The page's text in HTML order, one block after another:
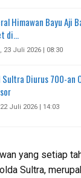
Himawan Bayu Aji
di…
23 Juli 2026 | 08:30
Sultra Diurus 700-an
Juli 2026 | 14:03
yang setiap
Sultra,